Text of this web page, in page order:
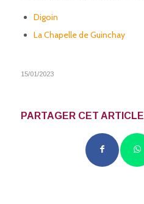
Digoin
La Chapelle de Guinchay
15/01/2023
PARTAGER CET ARTICLE